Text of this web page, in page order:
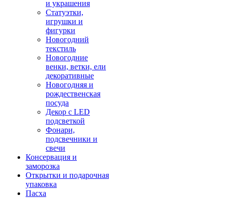
и украшения
Статуэтки,
игрушки и
фигурки
Новогодний
текстиль
Новогодние
венки, ветки, ели
декоративные
Новогодняя и
рождественская
посуда
Декор с LED
подсветкой
Фонари,
подсвечники и
свечи
Консервация и
заморозка
Открытки и подарочная
упаковка
Пасха